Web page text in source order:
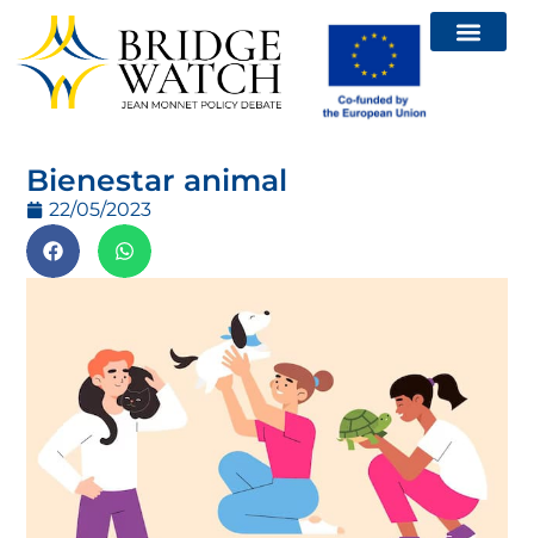
Bienestar animal
22/05/2023